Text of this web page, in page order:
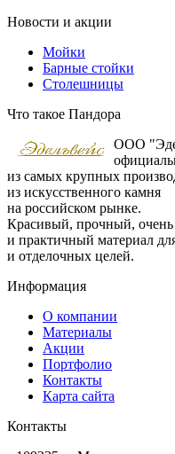
Новости и акции
Мойки
Барные стойки
Столешницы
Что такое Пандора
ООО
из самых крупных
из искусственного камня
на российском рынке.
Красивый, прочный,
и практичный материал
и отделочных целей.
Информация
О компании
Материалы
Акции
Портфолио
Контакты
Карта сайта
Контакты